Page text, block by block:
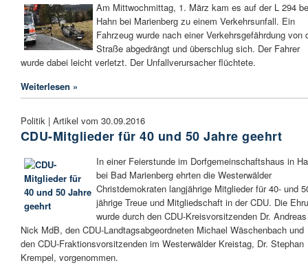
Am Mittwochmittag, 1. März kam es auf der L 294
Hahn bei Marienberg zu einem Verkehrsunfall. Ein
Fahrzeug wurde nach einer Verkehrsgefährdung von
Straße abgedrängt und überschlug sich. Der Fahrer
wurde dabei leicht verletzt. Der Unfallverursacher flüchtete.
Weiterlesen »
Politik | Artikel vom 30.09.2016
CDU-Mitglieder für 40 und 50 Jahre geehrt
In einer Feierstunde im Dorfgemeinschaftshaus in
bei Bad Marienberg ehrten die Westerwälder
Christdemokraten langjährige Mitglieder für 40- und
jährige Treue und Mitgliedschaft in der CDU. Die
wurde durch den CDU-Kreisvorsitzenden Dr. Andreas
Nick MdB, den CDU-Landtagsabgeordneten Michael Wäschenbach und
den CDU-Fraktionsvorsitzenden im Westerwälder Kreistag, Dr. Stephan
Krempel, vorgenommen.